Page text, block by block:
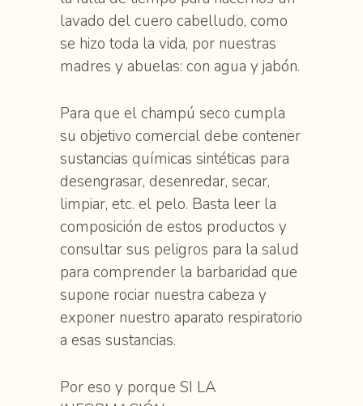
lavado del cuero cabelludo, como
se hizo toda la vida, por nuestras
madres y abuelas: con agua y jabón.
Para que el champú seco cumpla
su objetivo comercial debe contener
sustancias químicas sintéticas para
desengrasar, desenredar, secar,
limpiar, etc. el pelo. Basta leer la
composición de estos productos y
consultar sus peligros para la salud
para comprender la barbaridad que
supone rociar nuestra cabeza y
exponer nuestro aparato respiratorio
a esas sustancias.
Por eso y porque SI LA